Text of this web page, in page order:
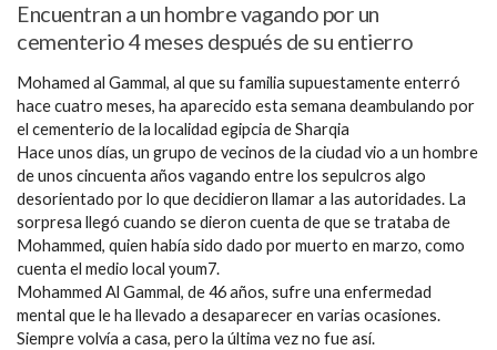
Encuentran a un hombre vagando por un
cementerio 4 meses después de su entierro
Mohamed al Gammal, al que su familia supuestamente enterró
hace cuatro meses, ha aparecido esta semana deambulando por
el cementerio de la localidad egipcia de Sharqia
Hace unos días, un grupo de vecinos de la ciudad vio a un hombre
de unos cincuenta años vagando entre los sepulcros algo
desorientado por lo que decidieron llamar a las autoridades. La
sorpresa llegó cuando se dieron cuenta de que se trataba de
Mohammed, quien había sido dado por muerto en marzo, como
cuenta el medio local youm7.
Mohammed Al Gammal, de 46 años, sufre una enfermedad
mental que le ha llevado a desaparecer en varias ocasiones.
Siempre volvía a casa, pero la última vez no fue así.